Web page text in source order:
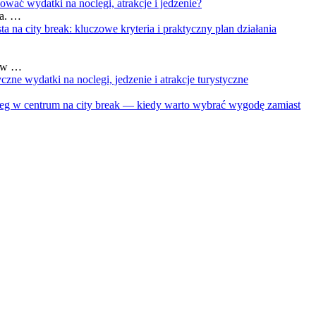
wydatki na noclegi, atrakcje i jedzenie?
…
na city break: kluczowe kryteria i praktyczny plan działania
…
wydatki na noclegi, jedzenie i atrakcje turystyczne
w centrum na city break — kiedy warto wybrać wygodę zamiast